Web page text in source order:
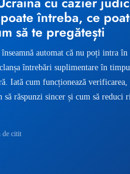
întreba, ce
să te pregătești
automat că nu poți intra
întrebări suplimentare în
Iată cum funcționează verificarea,
să răspunzi sincer și cum să reduci
de citit